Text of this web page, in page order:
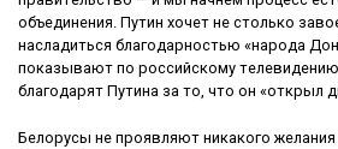
объединения. Путин хочет не столько
насладиться благодарностью «народа
показывают по российскому
благодарят Путина за то, что он «открыл
Белорусы не проявляют никакого